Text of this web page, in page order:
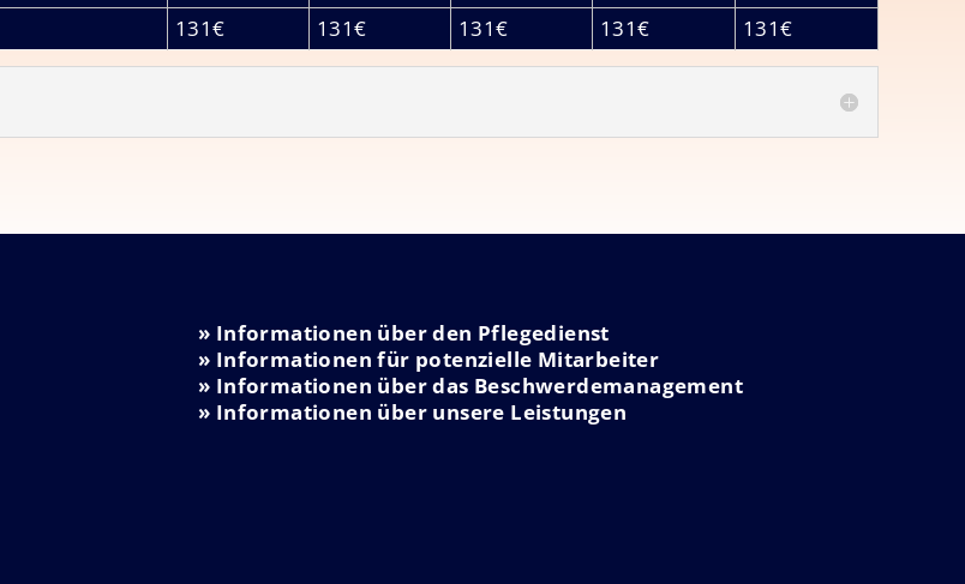
131€ 131€ 131€ 131€ 131€
» Informationen über den Pflegedienst
» Informationen für potenzielle Mitarbeiter
» Informationen über das Beschwerdemanagement
» Informationen über unsere Leistungen